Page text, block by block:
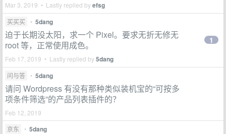
Mar 3, 2019 • Lastly replied byefsg
买买买 • 5dang
迫于长期没太阳，求一个 Pixel。要求无折无修无
root 等，正常使用成色。
Feb 17, 2019 • Lastly replied by5dang
1
问与答 • 5dang
请问 Wordpress 有没有那种类似装机宝的“可按多
项条件筛选”的产品列表插件的？
Feb 12, 2019
京东
• 5dang